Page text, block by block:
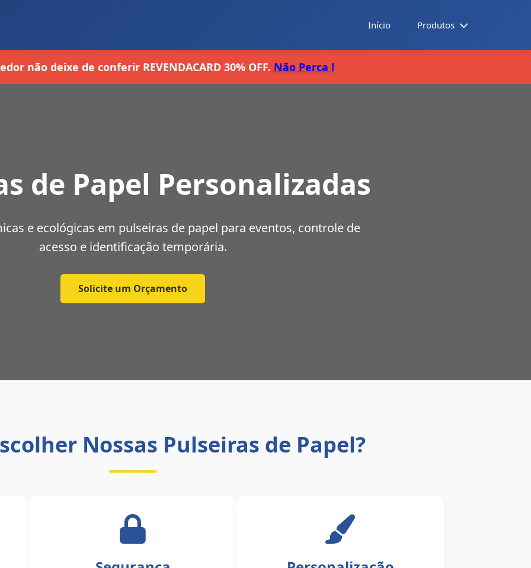
Início Produtos
não deixe de conferir REVENDACARD 30% OFF. Não Perca !
de Papel Personalizadas
e ecológicas em pulseiras de papel para eventos, controle de
acesso e identificação temporária.
Solicite um Orçamento
Nossas Pulseiras de Papel?